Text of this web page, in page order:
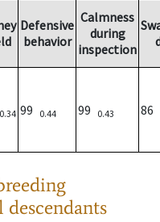
Defensive
behavior
Calmness
during
inspection
0.34 99 0.44 99 0.43 86